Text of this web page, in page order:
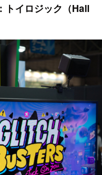
トイロジック（Hall